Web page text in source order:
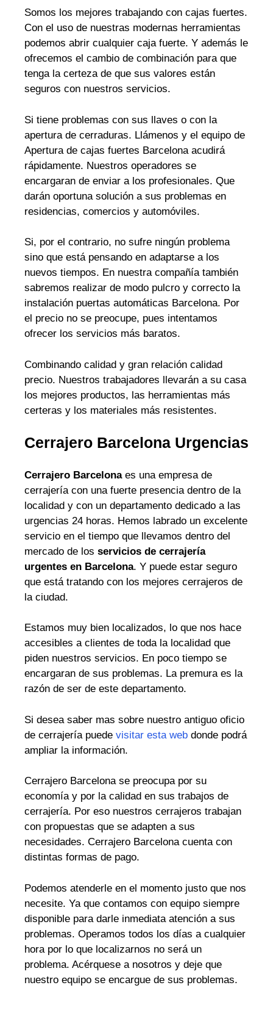
Somos los mejores trabajando con cajas fuertes.
Con el uso de nuestras modernas herramientas
podemos abrir cualquier caja fuerte. Y además le
ofrecemos el cambio de combinación para que
tenga la certeza de que sus valores están
seguros con nuestros servicios.
Si tiene problemas con sus llaves o con la
apertura de cerraduras. Llámenos y el equipo de
Apertura de cajas fuertes Barcelona acudirá
rápidamente. Nuestros operadores se
encargaran de enviar a los profesionales. Que
darán oportuna solución a sus problemas en
residencias, comercios y automóviles.
Si, por el contrario, no sufre ningún problema
sino que está pensando en adaptarse a los
nuevos tiempos. En nuestra compañía también
sabremos realizar de modo pulcro y correcto la
instalación puertas automáticas Barcelona. Por
el precio no se preocupe, pues intentamos
ofrecer los servicios más baratos.
Combinando calidad y gran relación calidad
precio. Nuestros trabajadores llevarán a su casa
los mejores productos, las herramientas más
certeras y los materiales más resistentes.
Cerrajero Barcelona Urgencias
Cerrajero Barcelonaes una empresa de
cerrajería con una fuerte presencia dentro de la
localidad y con un departamento dedicado a las
urgencias 24 horas. Hemos labrado un excelente
servicio en el tiempo que llevamos dentro del
mercado de los servicios de cerrajería
urgentes en Barcelona. Y puede estar seguro
que está tratando con los mejores cerrajeros de
la ciudad.
Estamos muy bien localizados, lo que nos hace
accesibles a clientes de toda la localidad que
piden nuestros servicios. En poco tiempo se
encargaran de sus problemas. La premura es la
razón de ser de este departamento.
Si desea saber mas sobre nuestro antiguo oficio
de cerrajería puede visitar esta web donde podrá
ampliar la información.
Cerrajero Barcelona se preocupa por su
economía y por la calidad en sus trabajos de
cerrajería. Por eso nuestros cerrajeros trabajan
con propuestas que se adapten a sus
necesidades. Cerrajero Barcelona cuenta con
distintas formas de pago.
Podemos atenderle en el momento justo que nos
necesite. Ya que contamos con equipo siempre
disponible para darle inmediata atención a sus
problemas. Operamos todos los días a cualquier
hora por lo que localizarnos no será un
problema. Acérquese a nosotros y deje que
nuestro equipo se encargue de sus problemas.